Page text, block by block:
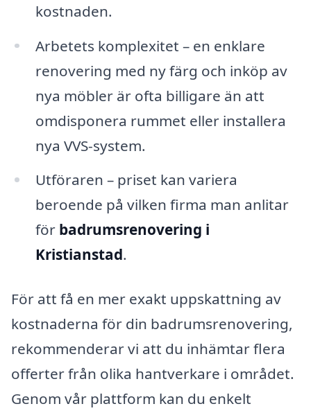
kostnaden.
Arbetets komplexitet – en enklare
renovering med ny färg och inköp av
nya möbler är ofta billigare än att
omdisponera rummet eller installera
nya VVS-system.
Utföraren – priset kan variera
beroende på vilken firma man anlitar
för badrumsrenovering i
Kristianstad.
För att få en mer exakt uppskattning av
kostnaderna för din badrumsrenovering,
rekommenderar vi att du inhämtar flera
offerter från olika hantverkare i området.
Genom vår plattform kan du enkelt